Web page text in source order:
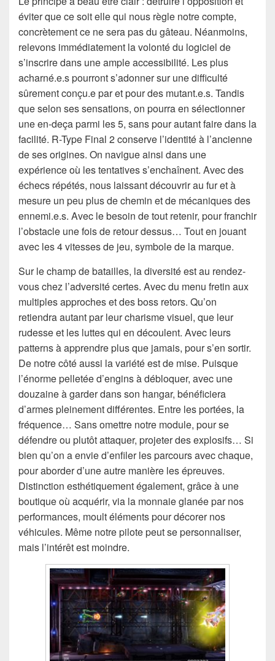
éviter que ce soit elle qui nous règle notre compte,
concrètement ce ne sera pas du gâteau. Néanmoins,
relevons immédiatement la volonté du logiciel de
s’inscrire dans une ample accessibilité. Les plus
acharné.e.s pourront s’adonner sur une difficulté
sûrement conçu.e par et pour des mutant.e.s. Tandis
que selon ses sensations, on pourra en sélectionner
une en-deça parmi les 5, sans pour autant faire dans la
facilité. R-Type Final 2 conserve l’identité à l’ancienne
de ses origines. On navigue ainsi dans une
expérience où les tentatives s’enchaînent. Avec des
échecs répétés, nous laissant découvrir au fur et à
mesure un peu plus de chemin et de mécaniques des
ennemi.e.s. Avec le besoin de tout retenir, pour franchir
l’obstacle une fois de retour dessus… Tout en jouant
avec les 4 vitesses de jeu, symbole de la marque.
Sur le champ de batailles, la diversité est au rendez-
vous chez l’adversité certes. Avec du menu fretin aux
multiples approches et des boss retors. Qu’on
retiendra autant par leur charisme visuel, que leur
rudesse et les luttes qui en découlent. Avec leurs
patterns à apprendre plus que jamais, pour s’en sortir.
De notre côté aussi la variété est de mise. Puisque
l’énorme pelletée d’engins à débloquer, avec une
douzaine à garder dans son hangar, bénéficiera
d’armes pleinement différentes. Entre les portées, la
fréquence… Sans omettre notre module, pour se
défendre ou plutôt attaquer, projeter des explosifs… Si
bien qu’on a envie d’enfiler les parcours avec chaque,
pour aborder d’une autre manière les épreuves.
Distinction esthétiquement également, grâce à une
boutique où acquérir, via la monnaie glanée par nos
performances, moult éléments pour décorer nos
véhicules. Même notre pilote peut se personnaliser,
mais l’intérêt est moindre.